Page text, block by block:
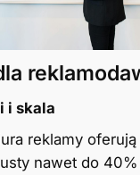
i skala
reklamy
nawet do